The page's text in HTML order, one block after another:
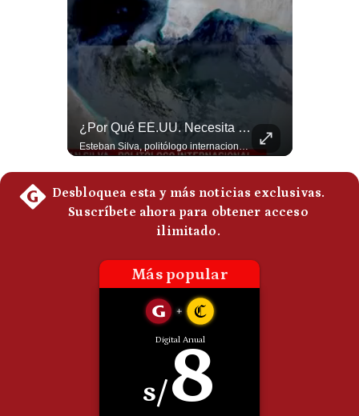
Preguntas
Frecuentes
¿Por Qué EE.UU. Necesita Desesperadamente Al Golfo? | Gestión Mundo